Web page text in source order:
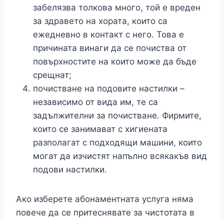
забелязва толкова много, той е вреден
за здравето на хората, които са
ежедневно в контакт с него. Това е
причината винаги да се почиства от
повърхностите на които може да бъде
срещнат;
почистване на подовите настилки –
независимо от вида им, те са
задължителни за почистване. Фирмите,
които се занимават с хигиената
разполагат с подходящи машини, които
могат да изчистят напълно всякакъв вид
подови настилки.
Ако изберете абонаментната услуга няма
повече да се притеснявате за чистотата в